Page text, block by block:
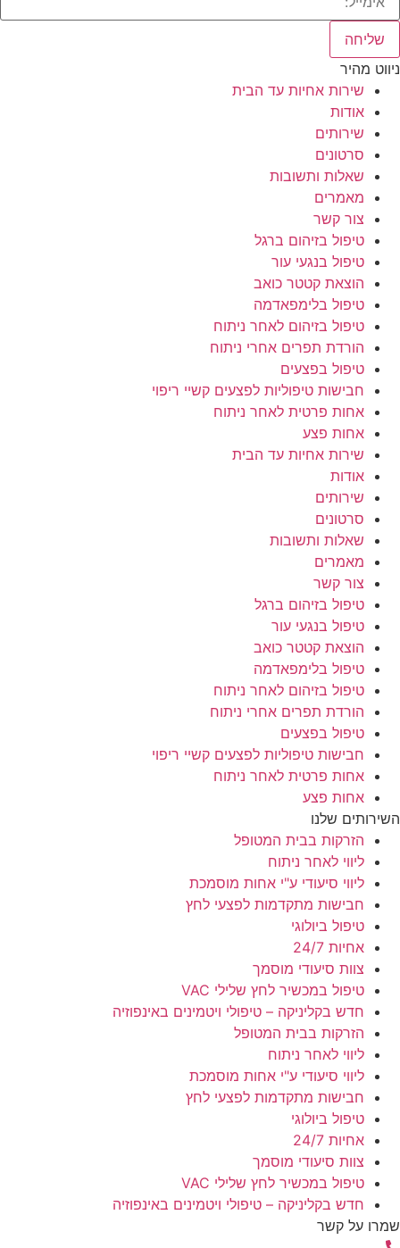
שליחה
ניווט מהיר
שירות אחיות עד הבית
אודות
שירותים
סרטונים
שאלות ותשובות
מאמרים
צור קשר
טיפול בזיהום ברגל
טיפול בנגעי עור
הוצאת קטטר כואב
טיפול בלימפאדמה
טיפול בזיהום לאחר ניתוח
הורדת תפרים אחרי ניתוח
טיפול בפצעים
חבישות טיפוליות לפצעים קשיי ריפוי
אחות פרטית לאחר ניתוח
אחות פצע
שירות אחיות עד הבית
אודות
שירותים
סרטונים
שאלות ותשובות
מאמרים
צור קשר
טיפול בזיהום ברגל
טיפול בנגעי עור
הוצאת קטטר כואב
טיפול בלימפאדמה
טיפול בזיהום לאחר ניתוח
הורדת תפרים אחרי ניתוח
טיפול בפצעים
חבישות טיפוליות לפצעים קשיי ריפוי
אחות פרטית לאחר ניתוח
אחות פצע
השירותים שלנו
הזרקות בבית המטופל
ליווי לאחר ניתוח
ליווי סיעודי ע"י אחות מוסמכת
חבישות מתקדמות לפצעי לחץ
טיפול ביולוגי
אחיות 24/7
צוות סיעודי מוסמך
טיפול במכשיר לחץ שלילי VAC
חדש בקליניקה – טיפולי ויטמינים באינפוזיה
הזרקות בבית המטופל
ליווי לאחר ניתוח
ליווי סיעודי ע"י אחות מוסמכת
חבישות מתקדמות לפצעי לחץ
טיפול ביולוגי
אחיות 24/7
צוות סיעודי מוסמך
טיפול במכשיר לחץ שלילי VAC
חדש בקליניקה – טיפולי ויטמינים באינפוזיה
שמרו על קשר